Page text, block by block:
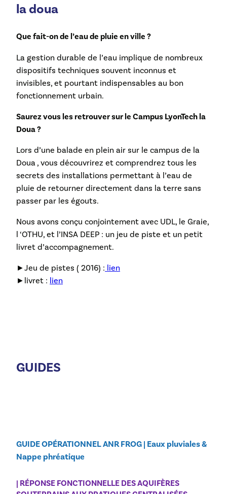
la doua
Que fait-on de l’eau de pluie en ville ?
La gestion durable de l’eau implique de nombreux
dispositifs techniques souvent inconnus et
invisibles, et pourtant indispensables au bon
fonctionnement urbain.
Saurez vous les retrouver sur le Campus LyonTech la
Doua ?
Lors d’une balade en plein air sur le campus de la
Doua , vous découvrirez et comprendrez tous les
secrets des installations permettant à l’eau de
pluie de retourner directement dans la terre sans
passer par les égouts.
Nous avons conçu conjointement avec UDL, le Graie,
l ‘OTHU, et l’INSA DEEP : un jeu de piste et un petit
livret d’accompagnement.
►Jeu de pistes ( 2016) : lien
►livret : lien
GUIDES
GUIDE OPÉRATIONNEL ANR FROG | Eaux pluviales &
Nappe phréatique
| RÉPONSE FONCTIONNELLE DES AQUIFÈRES